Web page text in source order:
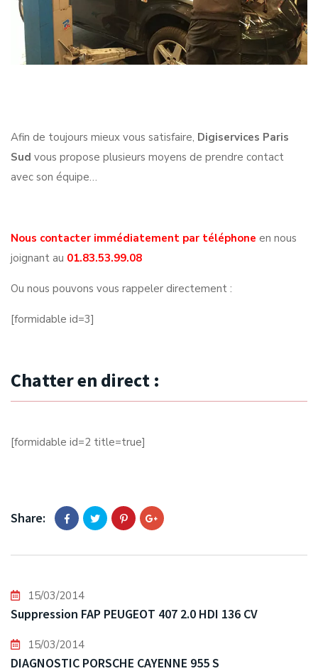
Afin de toujours mieux vous satisfaire, Digiservices Paris
Sud vous propose plusieurs moyens de prendre contact
avec son équipe…
Nous contacter immédiatement par téléphone en nous
joignant au 01.83.53.99.08
Ou nous pouvons vous rappeler directement :
[formidable id=3]
Chatter en direct :
[formidable id=2 title=true]
Share:
15/03/2014
Suppression FAP PEUGEOT 407 2.0 HDI 136 CV
15/03/2014
DIAGNOSTIC PORSCHE CAYENNE 955 S